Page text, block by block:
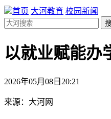
首页 大河教育 校园新闻
以就业赋能办
2026年05月08日20:21
来源：大河网